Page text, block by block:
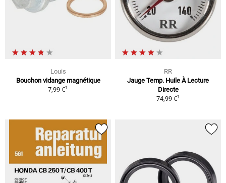
Louis
Bouchon vidange magnétique
7,99 €1
RR
Jauge Temp. Huile À Lecture
Directe
74,99 €1